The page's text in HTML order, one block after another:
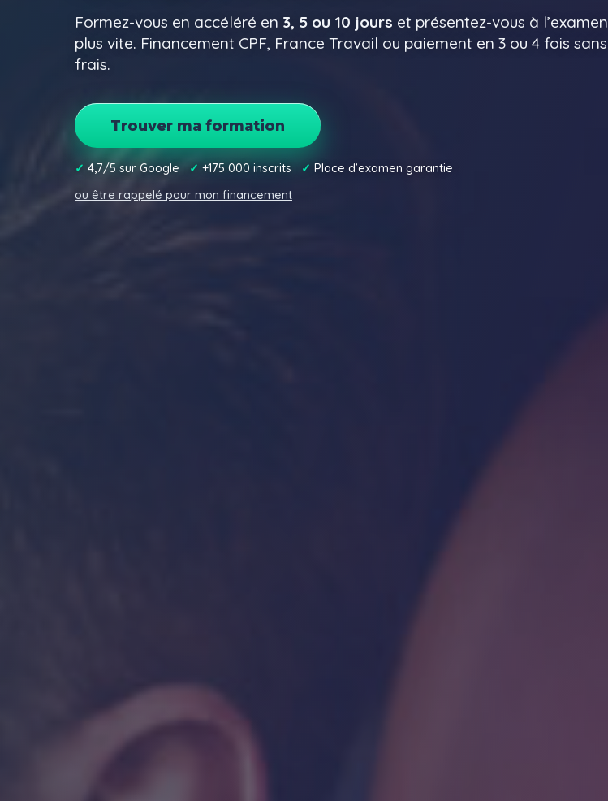
Code en ligne
Bâteau
Formez-vous en accéléré en 3, 5 ou 10 jours et présentez-vous à l’examen
plus vite. Financement CPF, France Travail ou paiement en 3 ou 4 fois sans
frais.
Trouver ma formation
✓ 4,7/5 sur Google ✓ +175 000 inscrits ✓ Place d’examen garantie
ou être rappelé pour mon financement